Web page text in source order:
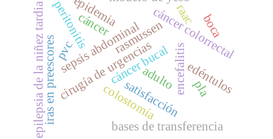
satisfacción
cáncer bucal
cirugía de urgencias
sepsis abdominal
peritonitis cáncer colorrectal
colostomía
iras en preescores
epilepsia de la niñez tardia rasmussen
encefalitis
adulto
boca
edéntulos
cáncer raac
pla
pvc
bases de transferencia
epidemia